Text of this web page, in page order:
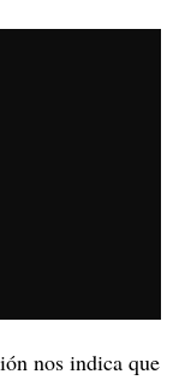
nos indica que